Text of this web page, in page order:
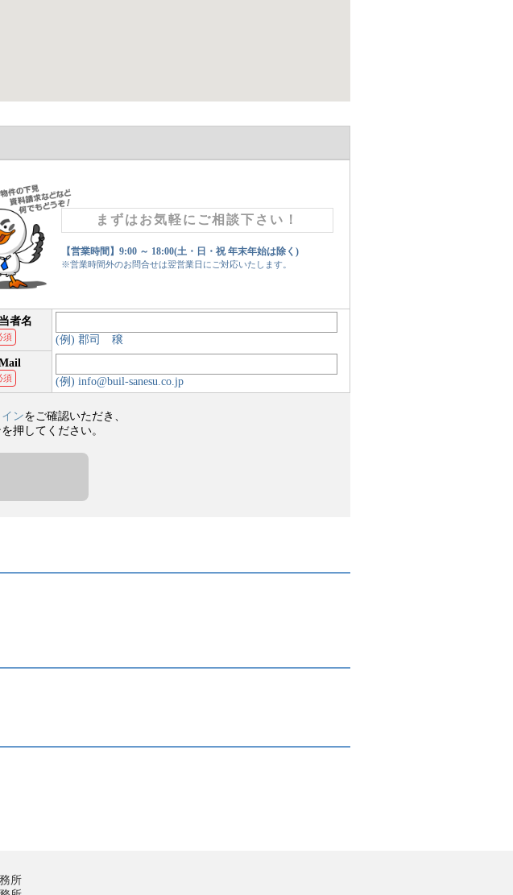
まずはお気軽にご相談下さい！
【営業時間】9:00 ～ 18:00(土・日・祝 年末年始は除く)
※営業時間外のお問合せは翌営業日にご対応いたします。
者名
須
(例) 郡司 穣
須 (例) info@buil-sanesu.co.jp
ンをご確認いただき、
押してください。
所